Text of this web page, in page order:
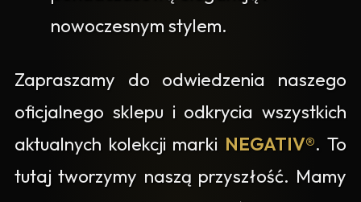
nowoczesnym stylem.
Zapraszamy do odwiedzenia naszego
oficjalnego sklepu i odkrycia wszystkich
aktualnych kolekcji marki NEGATIV®. To
tutaj tworzymy naszą przyszłość. Mamy